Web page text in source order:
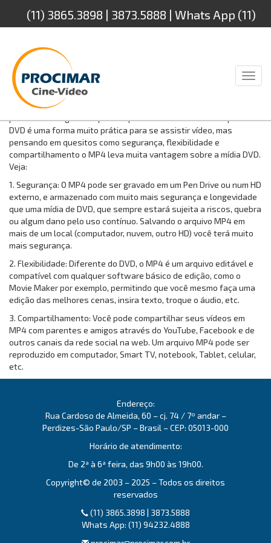
(11) 3865.3898 | 3873.5888 | Whats App (11)
94232.4888
Muita gente nos pergunta se é melhor converte as fitas de vídeo
para DVD ou digitalizar para arquivo MP4. Não há dúvida que o
DVD é uma forma muito prática para se assistir vídeo, mas
pensando em quesitos como segurança, flexibilidade e
compartilhamento o MP4 leva muita vantagem sobre a mídia DVD.
Veja:
1. Segurança: O MP4 pode ser gravado em um Pen Drive ou num HD
externo, e armazenado com muito mais segurança e longevidade
que uma mídia de DVD, que sempre estará sujeita a riscos, quebra
ou algum dano pelo uso contínuo. Salvando o arquivo MP4 em
mais de um local (computador, nuvem, outro HD) você terá muito
mais segurança.
2. Flexibilidade: Diferente do DVD, o MP4 é um arquivo editável e
compatível com qualquer software básico de edição, como o
Movie Maker por exemplo, permitindo que você mesmo faça uma
edição das melhores cenas, insira texto, troque o áudio, etc.
3. Compartilhamento: Você pode compartilhar seus vídeos em
MP4 com parentes e amigos através do YouTube, Facebook e de
outros canais da rede social na web. Um arquivo MP4 pode ser
reproduzido em computador, Smart TV, notebook, Tablet, celular,
etc.
Endereço:
Rua Cardoso de Almeida, 60 – cj. 74 / 7º andar –
Perdizes-São Paulo/SP – Brasil – CEP: 05013-000
Horário de atendimento:
De 2ª à 6ª feira, das 9h00 às 19h00.
Copyright© de 2003 – 2025 – Todos os direitos
reservados
(11) 3865.3898 | 3873.5888
Whats App: (11) 94232.4888